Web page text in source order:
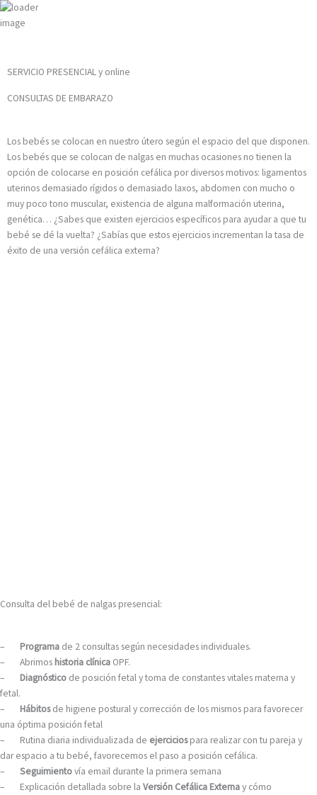
Ir
al
SERVICIO PRESENCIAL y online
CONSULTAS DE EMBARAZO
Los bebés se colocan en nuestro útero según el espacio del que disponen.
Los bebés que se colocan de nalgas en muchas ocasiones no tienen la
opción de colocarse en posición cefálica por diversos motivos: ligamentos
uterinos demasiado rígidos o demasiado laxos, abdomen con mucho o
muy poco tono muscular, existencia de alguna malformación uterina,
genética… ¿Sabes que existen ejercicios específicos para ayudar a que tu
bebé se dé la vuelta? ¿Sabías que estos ejercicios incrementan la tasa de
éxito de una versión cefálica externa?
Consulta del bebé de nalgas presencial:
– Programa de 2 consultas según necesidades individuales.
–
Abrimos historia clínica OPF.
–
Diagnóstico de posición fetal y toma de constantes vitales materna y
fetal.
–
Hábitosde higiene postural y corrección de los mismos para favorecer
una óptima posición fetal
–
Rutina diaria individualizada de ejerciciospara realizar con tu pareja y
dar espacio a tu bebé, favorecemos el paso a posición cefálica.
–
Seguimientovía email durante la primera semana
–
Explicación detallada sobre la Versión Cefálica Externay cómo